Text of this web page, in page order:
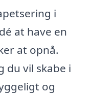
i
at have en
at opnå.
du vil skabe i
og